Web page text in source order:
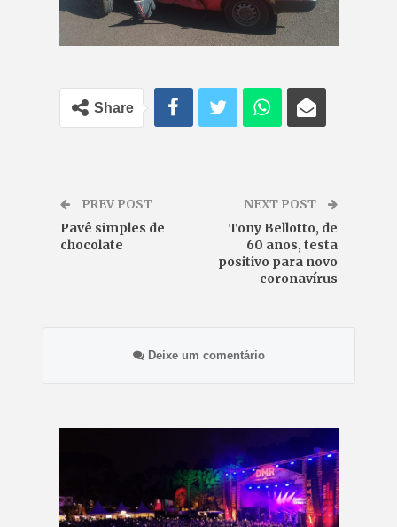
Share
PREV POST
Pavê simples de
chocolate
NEXT POST
Tony Bellotto, de
60 anos, testa
positivo para novo
coronavírus
Deixe um comentário